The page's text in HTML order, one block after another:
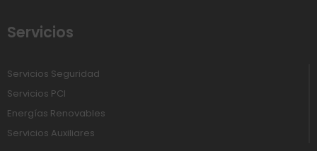
Servicios
Servicios Seguridad
Servicios PCI
Energías Renovables
Servicios Auxiliares